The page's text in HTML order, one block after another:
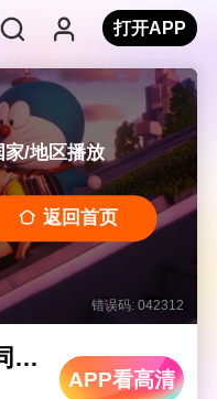
打开APP
/地区播放
返回首页
错误码: 042312
哆啦A梦：伴我同行2 普通话版
APP看高清